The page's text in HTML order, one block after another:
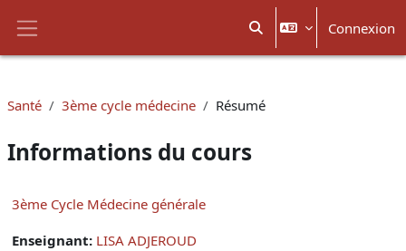
Activer/désactiver la
Connexion
Santé 3ème cycle médecine Résumé
Informations du cours
3ème Cycle Médecine générale
Enseignant: LISA ADJEROUD